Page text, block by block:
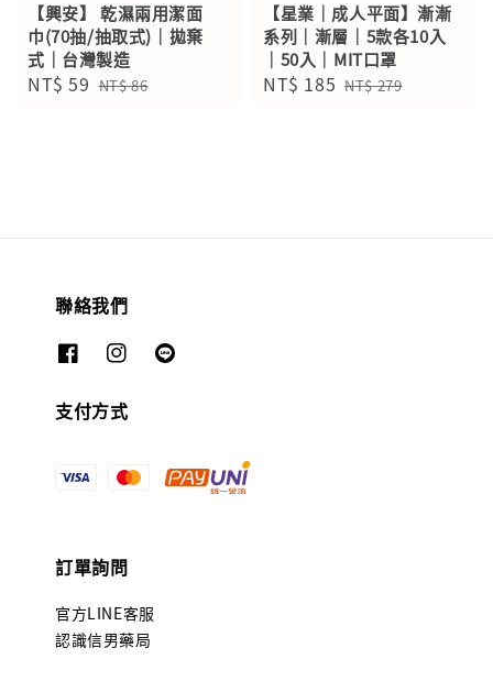
【興安】 乾濕兩用潔面
巾(70抽/抽取式)｜拋棄
式｜台灣製造
Sale
NT$ 59 Regular
NT$ 86
【星業｜成人平面】漸漸
系列｜漸層｜5款各10入
｜50入｜MIT口罩
Sale
NT$ 185 Regular
NT$ 279
聯絡我們
支付方式
訂單詢問
官方LINE客服
認識信男藥局